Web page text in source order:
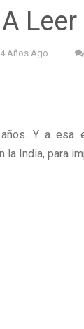
Leer
Años Ago
Y a esa
la India, para